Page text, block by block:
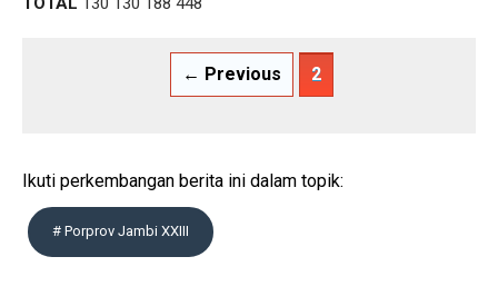
← Previous 2
Ikuti perkembangan berita ini dalam topik:
# Porprov Jambi XXIII